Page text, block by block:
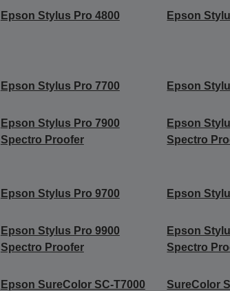
Epson Stylus Pro 4800 Epson
Epson Stylus Pro 7700 Epson
Epson Stylus Pro 7900
Spectro Proofer
Epson
Spectro
Epson Stylus Pro 9700 Epson
Epson Stylus Pro 9900
Spectro Proofer
Epson
Spectro
Epson SureColor SC-T7000
SureColor